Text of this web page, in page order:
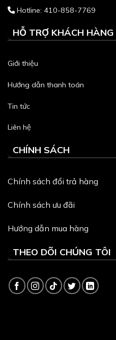
Hotline: 410-858-7769
HỖ TRỢ KHÁCH HÀNG
Giới thiệu
Hướng dẫn thanh toán
Tin tức
Liên hệ
CHÍNH SÁCH
Chính sách đổi trả hàng
Chính sách ưu đãi
Hướng dẫn mua hàng
THEO DÕI CHÚNG TÔI